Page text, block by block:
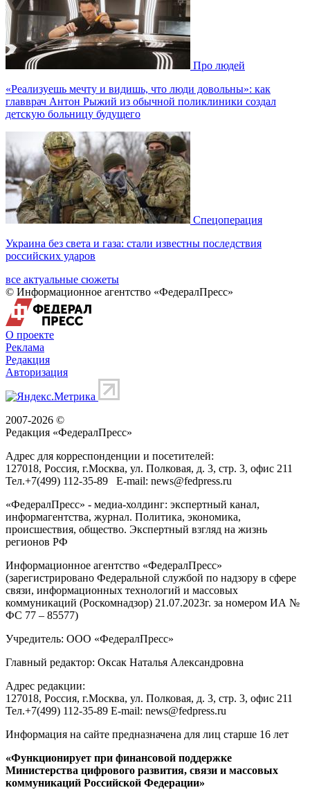
Про людей
«Реализуешь мечту и видишь, что люди довольны»: как
главврач Антон Рыжий из обычной поликлиники создал
детскую больницу будущего
Спецоперация
Украина без света и газа: стали известны последствия
российских ударов
все актуальные сюжеты
© Информационное агентство «ФедералПресс»
О проекте
Реклама
Редакция
Авторизация
2007-2026 ©
Редакция «ФедералПресс»
Адрес для корреспонденции и посетителей:
127018, Россия, г.Москва, ул. Полковая, д. 3, стр. 3, офис 211
Тел.+7(499) 112-35-89 E-mail: news@fedpress.ru
«ФедералПресс» - медиа-холдинг: экспертный канал,
информагентства, журнал. Политика, экономика,
происшествия, общество. Экспертный взгляд на жизнь
регионов РФ
Информационное агентство «ФедералПресс»
(зарегистрировано Федеральной службой по надзору в сфере
связи, информационных технологий и массовых
коммуникаций (Роскомнадзор) 21.07.2023г. за номером ИА №
ФС 77 – 85577)
Учредитель: ООО «ФедералПресс»
Главный редактор: Оксак Наталья Александровна
Адрес редакции:
127018, Россия, г.Москва, ул. Полковая, д. 3, стр. 3, офис 211
Тел.+7(499) 112-35-89 E-mail: news@fedpress.ru
Информация на сайте предназначена для лиц старше 16 лет
«Функционирует при финансовой поддержке
Министерства цифрового развития, связи и массовых
коммуникаций Российской Федерации»